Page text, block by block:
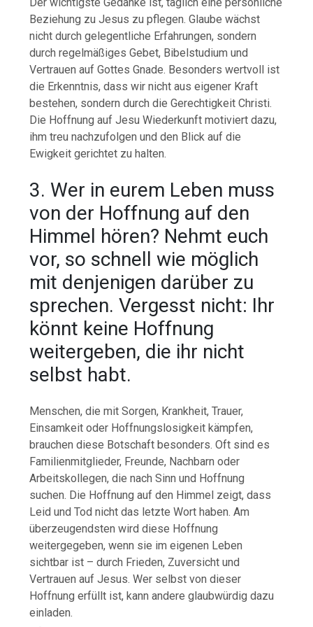
Beziehung zu Jesus zu pflegen. Glaube wächst
nicht durch gelegentliche Erfahrungen, sondern
durch regelmäßiges Gebet, Bibelstudium und
Vertrauen auf Gottes Gnade. Besonders wertvoll ist
die Erkenntnis, dass wir nicht aus eigener Kraft
bestehen, sondern durch die Gerechtigkeit Christi.
Die Hoffnung auf Jesu Wiederkunft motiviert dazu,
ihm treu nachzufolgen und den Blick auf die
Ewigkeit gerichtet zu halten.
3. Wer in eurem Leben muss
von der Hoffnung auf den
Himmel hören? Nehmt euch
vor, so schnell wie möglich
mit denjenigen darüber zu
sprechen. Vergesst nicht: Ihr
könnt keine Hoffnung
weitergeben, die ihr nicht
selbst habt.
Menschen, die mit Sorgen, Krankheit, Trauer,
Einsamkeit oder Hoffnungslosigkeit kämpfen,
brauchen diese Botschaft besonders. Oft sind es
Familienmitglieder, Freunde, Nachbarn oder
Arbeitskollegen, die nach Sinn und Hoffnung
suchen. Die Hoffnung auf den Himmel zeigt, dass
Leid und Tod nicht das letzte Wort haben. Am
überzeugendsten wird diese Hoffnung
weitergegeben, wenn sie im eigenen Leben
sichtbar ist – durch Frieden, Zuversicht und
Vertrauen auf Jesus. Wer selbst von dieser
Hoffnung erfüllt ist, kann andere glaubwürdig dazu
einladen.